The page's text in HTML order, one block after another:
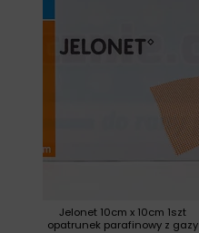
Jelonet 10cm x 10cm 1szt
opatrunek parafinowy z gazy